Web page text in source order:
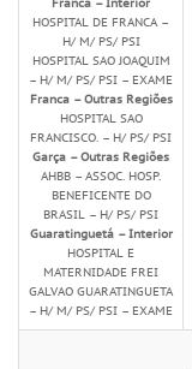
HOSPITAL DE FRANCA –
H/ M/ PS/ PSI
HOSPITAL SAO JOAQUIM
– H/ M/ PS/ PSI – EXAME
Franca – Outras Regiões
HOSPITAL SAO
FRANCISCO. – H/ PS/ PSI
Garça – Outras Regiões
AHBB – ASSOC. HOSP.
BENEFICENTE DO
BRASIL – H/ PS/ PSI
Guaratinguetá – Interior
HOSPITAL E
MATERNIDADE FREI
GALVAO GUARATINGUETA
– H/ M/ PS/ PSI – EXAME